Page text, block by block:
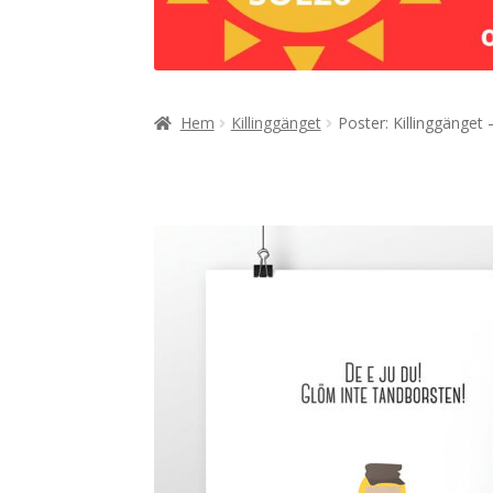
Hem Killinggänget Poster: Killinggänget